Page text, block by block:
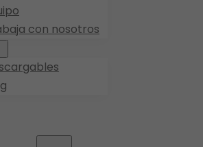
con nosotros